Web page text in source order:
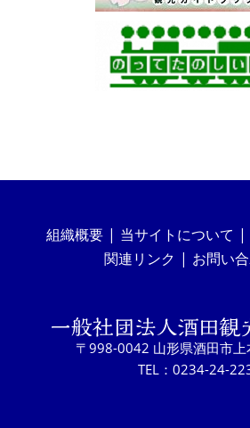
組織概要 当サイトについて
関連リンク
お問い
〒998-0042 山形県酒田市
TEL：0234-24-